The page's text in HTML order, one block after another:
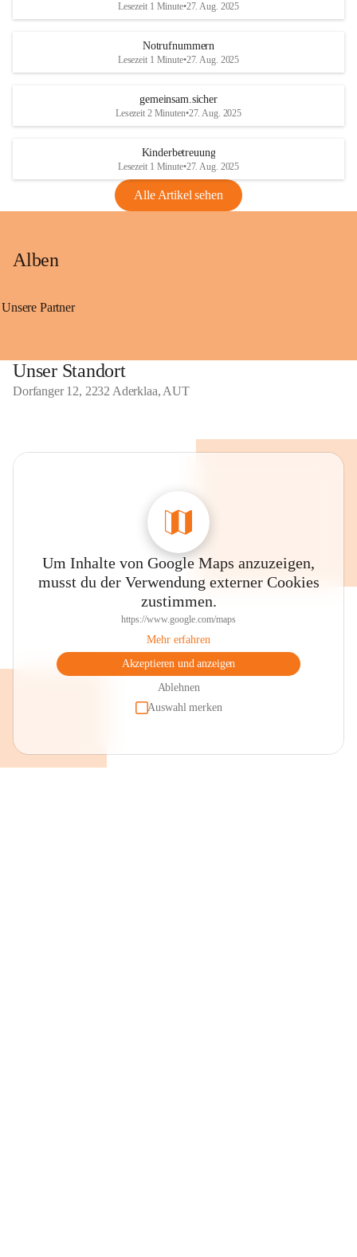
Lesezeit 1 Minute•27. Aug. 2025
Notrufnummern
Lesezeit 1 Minute•27. Aug. 2025
gemeinsam.sicher
Lesezeit 2 Minuten•27. Aug. 2025
Kinderbetreuung
Lesezeit 1 Minute•27. Aug. 2025
Alle Artikel sehen
Alben
Unsere Partner
Unser Standort
Dorfanger 12, 2232 Aderklaa, AUT
Um Inhalte von Google Maps anzuzeigen,
musst du der Verwendung externer Cookies
zustimmen.
https://www.google.com/maps
Mehr erfahren
Akzeptieren und anzeigen
Ablehnen
Auswahl merken